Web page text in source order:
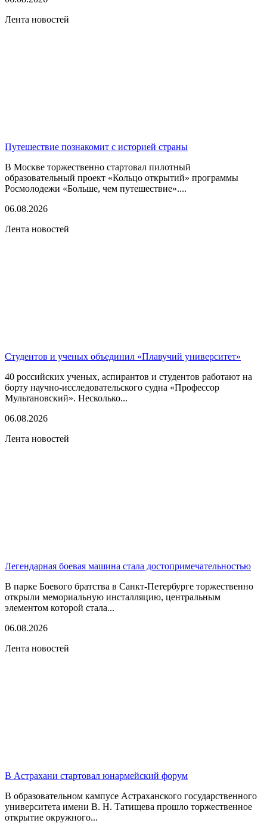
Лента новостей
Путешествие познакомит с историей страны
В Москве торжественно стартовал пилотный
образовательный проект «Кольцо открытий» программы
Росмолодежи «Больше, чем путешествие»....
06.08.2026
Лента новостей
Студентов и ученых объединил «Плавучий университет»
40 российских ученых, аспирантов и студентов работают на
борту научно-исследовательского судна «Профессор
Мультановский». Несколько...
06.08.2026
Лента новостей
Легендарная боевая машина стала достопримечательностью
В парке Боевого братства в Санкт-Петербурге торжественно
открыли мемориальную инсталляцию, центральным
элементом которой стала...
06.08.2026
Лента новостей
В Астрахани стартовал юнармейский форум
В образовательном кампусе Астраханского государственного
университета имени В. Н. Татищева прошло торжественное
открытие окружного...